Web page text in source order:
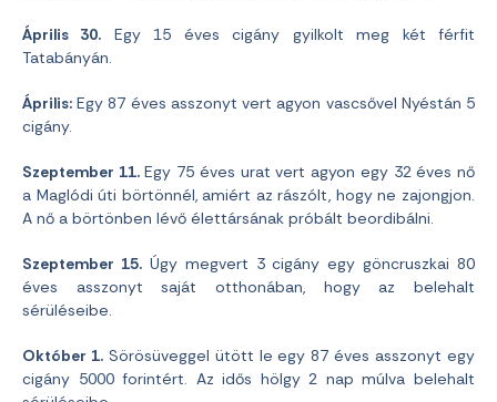
Április 30. Egy 15 éves cigány gyilkolt meg két férfit
Tatabányán.
Április: Egy 87 éves asszonyt vert agyon vascsővel Nyéstán 5
cigány.
Szeptember 11.Egy 75 éves urat vert agyon egy 32 éves nő
a Maglódi úti börtönnél, amiért az rászólt, hogy ne zajongjon.
A nő a börtönben lévő élettársának próbált beordibálni.
Szeptember 15.Úgy megvert 3 cigány egy göncruszkai 80
éves asszonyt saját otthonában, hogy az belehalt
sérüléseibe.
Október 1.Sörösüveggel ütött le egy 87 éves asszonyt egy
cigány 5000 forintért. Az idős hölgy 2 nap múlva belehalt